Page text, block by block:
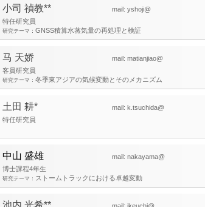
小司 禎教**
mail: yshoji@
特任研究員
研究テーマ： GNSS積算水蒸気量の再処理と検証
马 天娇
mail: matianjiao@
客員研究員
研究テーマ： 冬季東アジアの気候変動とそのメカニズム
土田 耕*
mail: k.tsuchida@
特任研究員
中山 盛雄
mail: nakayama@
博士課程4年生
研究テーマ： ストームトラックにおける卓越変動
池内 光希**